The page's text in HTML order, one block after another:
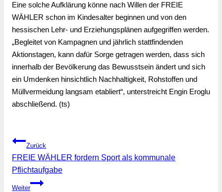
Eine solche Aufklärung könne nach Willen der FREIE
WÄHLER schon im Kindesalter beginnen und von den
hessischen Lehr- und Erziehungsplänen aufgegriffen werden.
„Begleitet von Kampagnen und jährlich stattfindenden
Aktionstagen, kann dafür Sorge getragen werden, dass sich
innerhalb der Bevölkerung das Bewusstsein ändert und sich
ein Umdenken hinsichtlich Nachhaltigkeit, Rohstoffen und
Müllvermeidung langsam etabliert“, unterstreicht Engin Eroglu
abschließend. (ts)
Beitragsnavigation
Zurück
FREIE WÄHLER fordern Sport als kommunale
Pflichtaufgabe
Weiter